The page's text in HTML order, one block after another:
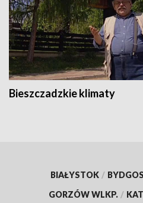
Bieszczadzkie klimaty
BIAŁYSTOK /
GORZÓW WLKP. /